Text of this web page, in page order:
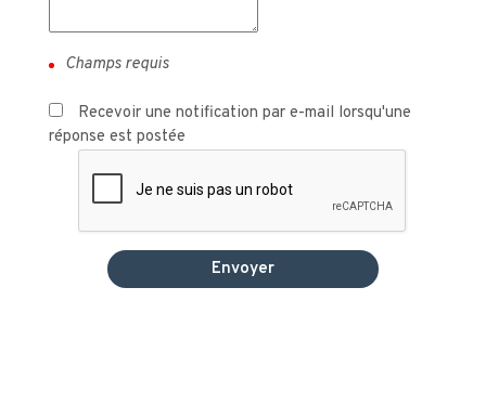
Recevoir une notification par e-mail lorsqu'une
réponse est postée